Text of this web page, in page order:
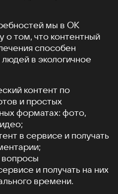
мы в ОК
о том, что контентный
способен
в экологичное
контент по
и простых
форматах: фото,
в сервисе и получать
вопросы
и получать на них
времени.